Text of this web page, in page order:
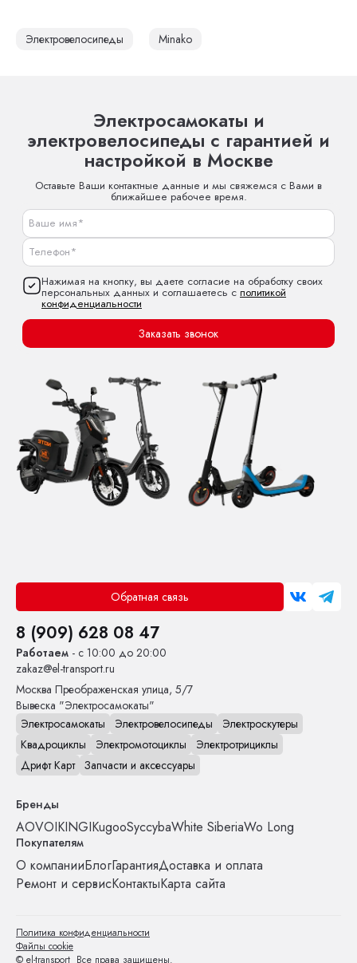
Электровелосипеды Minako
Электросамокаты и
электровелосипеды с гарантией и
настройкой в Москве
Оставьте Ваши контактные данные и мы свяжемся с Вами в
ближайшее рабочее время.
Нажимая на кнопку, вы даете согласие на обработку своих
персональных данных и соглашаетесь с политикой
конфиденциальности
Заказать звонок
Обратная связь
8 (909) 628 08 47
Работаем - с 10:00 до 20:00
zakaz@el-transport.ru
Москва Преображенская улица, 5/7
Вывеска "Электросамокаты"
Электросамокаты
Электровелосипеды
Электроскутеры
Квадроциклы
Электромотоциклы
Электротрициклы
Дрифт Карт Запчасти и аксессуары
Бренды
AOVOIKINGIKugooSyccybaWhite SiberiaWo Long
Покупателям
О компанииБлогГарантияДоставка и оплата
Ремонт и сервисКонтактыКарта сайта
© el-transport Все права защищены.
Политика конфиденциальности
Файлы cookie